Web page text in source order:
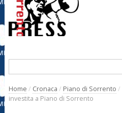
Home / Cronaca / Piano di Sorrento /
investita a Piano di Sorrento